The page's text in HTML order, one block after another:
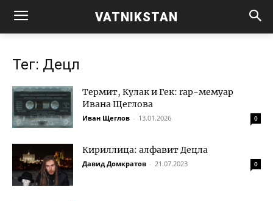
VATNIKSTAN
Тег: Децл
Термит, Кулак и Гек: rap-мемуар
Ивана Щеглова
Иван Щеглов - 13.01.2026 0
Кириллица: алфавит Децла
Давид Домкратов - 21.07.2023 0